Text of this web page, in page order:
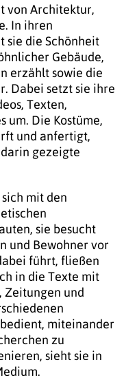
von Architektur,
In ihren
sie die Schönheit
Gebäude,
erzählt sowie die
Dabei setzt sie ihre
Texten,
um. Die Kostüme,
und anfertigt,
gezeigte
mit den
sie besucht
und Bewohner vor
führt, fließen
in die Texte mit
Zeitungen und
miteinander
zu
sieht sie in